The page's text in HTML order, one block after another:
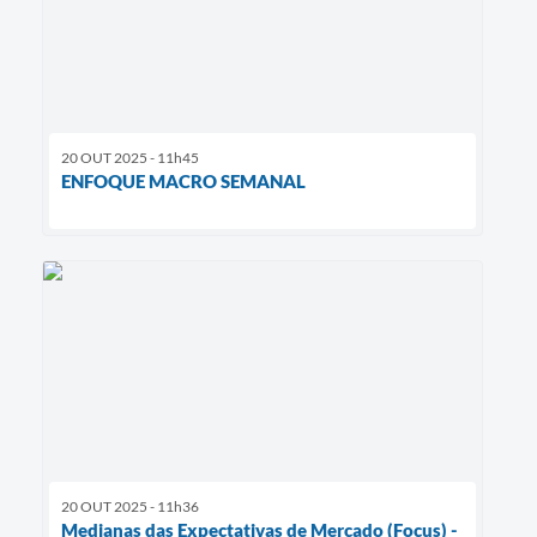
20 OUT 2025 - 11h45
ENFOQUE MACRO SEMANAL
20 OUT 2025 - 11h36
Medianas das Expectativas de Mercado (Focus) -